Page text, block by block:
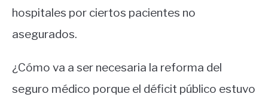
hospitales por ciertos pacientes no
asegurados.
¿Cómo va a ser necesaria la reforma del
seguro médico porque el déficit público estuvo